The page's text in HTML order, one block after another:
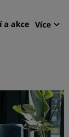
a akce Více
střediska
se servisem